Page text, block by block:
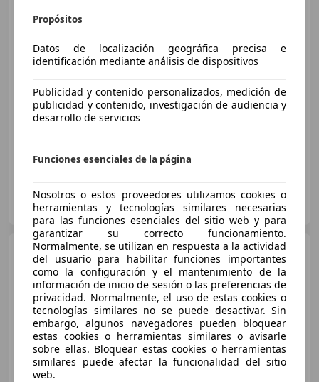
Buenprecio
GRUPO FLEXICAR VALENCIA.
ES-46980 PATERNA
Chevrolet Camaro Cabrio
- 2P (2014)
€ 46.990
Buen precio
04/2019 18.376 km Gasolina 318 kW (432 CV)
Propósitos
Datos de localización geográfica precisa e
identificación mediante análisis de dispositivos
Publicidad y contenido personalizados, medición de
publicidad y contenido, investigación de audiencia y
desarrollo de servicios
Funciones esenciales de la página
Nosotros o estos proveedores utilizamos cookies o
herramientas y tecnologías similares necesarias
para las funciones esenciales del sitio web y para
garantizar su correcto funcionamiento.
Normalmente, se utilizan en respuesta a la actividad
del usuario para habilitar funciones importantes
como la configuración y el mantenimiento de la
información de inicio de sesión o las preferencias de
privacidad. Normalmente, el uso de estas cookies o
tecnologías similares no se puede desactivar. Sin
embargo, algunos navegadores pueden bloquear
estas cookies o herramientas similares o avisarle
sobre ellas. Bloquear estas cookies o herramientas
similares puede afectar la funcionalidad del sitio
web.